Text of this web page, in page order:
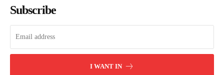
Subscribe
I WANT IN